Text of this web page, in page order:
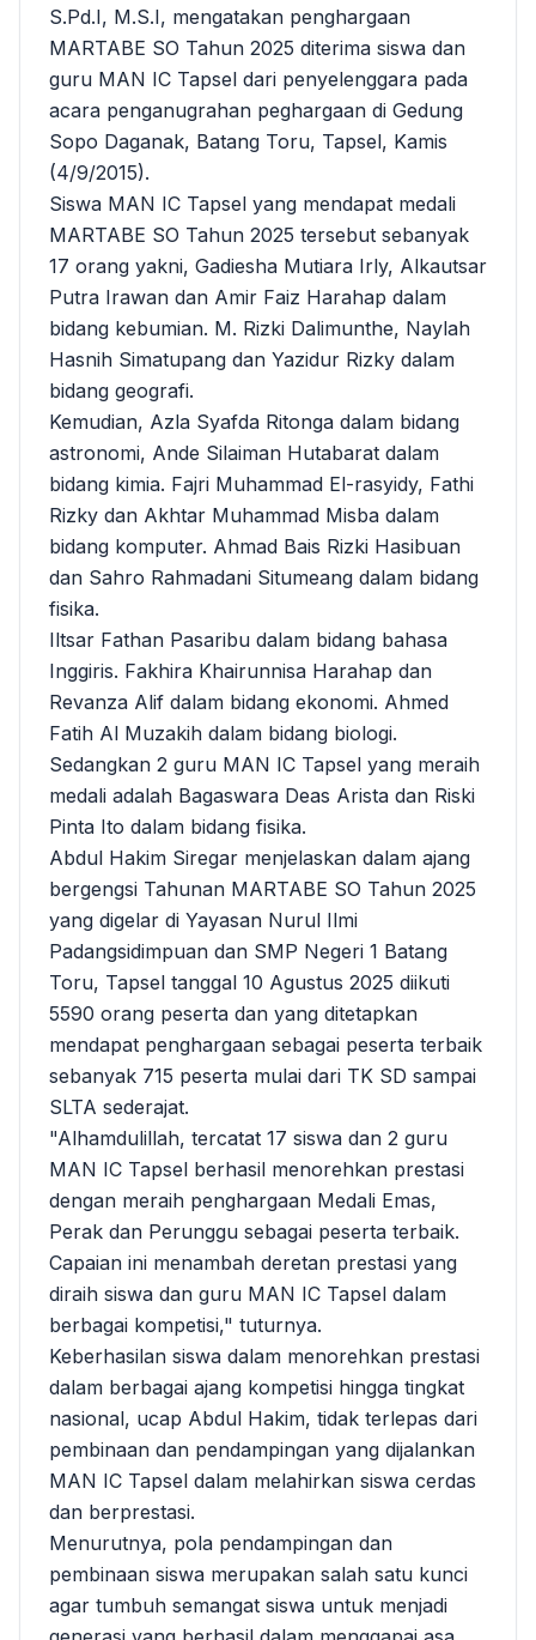
S.Pd.I, M.S.I, mengatakan penghargaan
MARTABE SO Tahun 2025 diterima siswa dan
guru MAN IC Tapsel dari penyelenggara pada
acara penganugrahan peghargaan di Gedung
Sopo Daganak, Batang Toru, Tapsel, Kamis
(4/9/2015).
Siswa MAN IC Tapsel yang mendapat medali
MARTABE SO Tahun 2025 tersebut sebanyak
17 orang yakni, Gadiesha Mutiara Irly, Alkautsar
Putra Irawan dan Amir Faiz Harahap dalam
bidang kebumian. M. Rizki Dalimunthe, Naylah
Hasnih Simatupang dan Yazidur Rizky dalam
bidang geografi.
Kemudian, Azla Syafda Ritonga dalam bidang
astronomi, Ande Silaiman Hutabarat dalam
bidang kimia. Fajri Muhammad El-rasyidy, Fathi
Rizky dan Akhtar Muhammad Misba dalam
bidang komputer. Ahmad Bais Rizki Hasibuan
dan Sahro Rahmadani Situmeang dalam bidang
fisika.
Iltsar Fathan Pasaribu dalam bidang bahasa
Inggiris. Fakhira Khairunnisa Harahap dan
Revanza Alif dalam bidang ekonomi. Ahmed
Fatih Al Muzakih dalam bidang biologi.
Sedangkan 2 guru MAN IC Tapsel yang meraih
medali adalah Bagaswara Deas Arista dan Riski
Pinta Ito dalam bidang fisika.
Abdul Hakim Siregar menjelaskan dalam ajang
bergengsi Tahunan MARTABE SO Tahun 2025
yang digelar di Yayasan Nurul Ilmi
Padangsidimpuan dan SMP Negeri 1 Batang
Toru, Tapsel tanggal 10 Agustus 2025 diikuti
5590 orang peserta dan yang ditetapkan
mendapat penghargaan sebagai peserta terbaik
sebanyak 715 peserta mulai dari TK SD sampai
SLTA sederajat.
"Alhamdulillah, tercatat 17 siswa dan 2 guru
MAN IC Tapsel berhasil menorehkan prestasi
dengan meraih penghargaan Medali Emas,
Perak dan Perunggu sebagai peserta terbaik.
Capaian ini menambah deretan prestasi yang
diraih siswa dan guru MAN IC Tapsel dalam
berbagai kompetisi," tuturnya.
Keberhasilan siswa dalam menorehkan prestasi
dalam berbagai ajang kompetisi hingga tingkat
nasional, ucap Abdul Hakim, tidak terlepas dari
pembinaan dan pendampingan yang dijalankan
MAN IC Tapsel dalam melahirkan siswa cerdas
dan berprestasi.
Menurutnya, pola pendampingan dan
pembinaan siswa merupakan salah satu kunci
agar tumbuh semangat siswa untuk menjadi